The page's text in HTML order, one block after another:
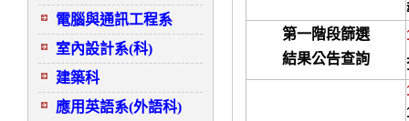
電腦與通訊工程系
室內設計系(科)
建築科
應用英語系(外語科)
第一階段篩選
結果公告查詢